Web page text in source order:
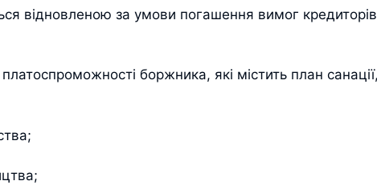
відновленою за умови погашення вимог кредиторів
боржника, які містить план